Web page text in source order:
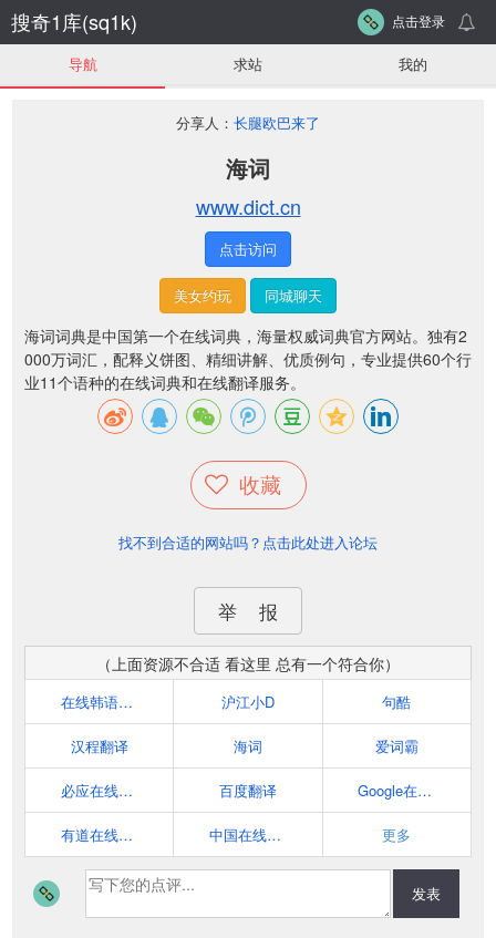
搜奇1库(sq1k) 点击登录
导航 求站 我的
分享人： 长腿欧巴来了
海词
www.dict.cn
点击访问
美女约玩 同城聊天
海词词典是中国第一个在线词典，海量权威词典官方网站。独有2
000万词汇，配释义饼图、精细讲解、优质例句，专业提供60个行
业11个语种的在线词典和在线翻译服务。
收藏
找不到合适的网站吗？点击此处进入论坛
举 报
（上面资源不合适 看这里 总有一个符合你）
在线韩语翻译 沪江小D 句酷
汉程翻译 海词 爱词霸
必应在线翻译 百度翻译 Google在线翻译
有道在线翻译 中国在线翻译网 更多
发表